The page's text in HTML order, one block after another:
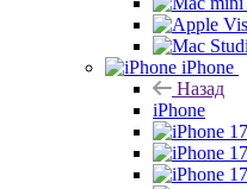
iPhone
Назад
iPhone